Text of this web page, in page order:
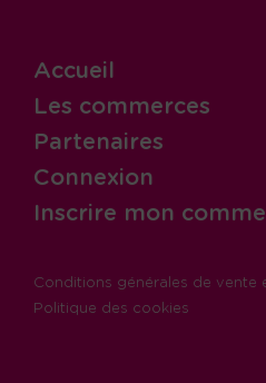
Accueil
Les commerces
Partenaires
Connexion
Inscrire mon
Conditions générales de vente
Politique des cookies